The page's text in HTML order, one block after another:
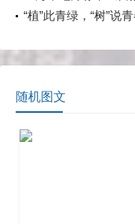
南》获市场监管局批
“植”此青绿，“树”
随机图文